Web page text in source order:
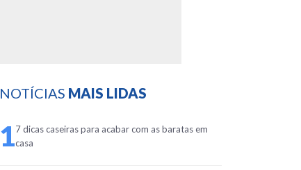
NOTÍCIAS MAIS LIDAS
17 dicas caseiras para acabar com as baratas em
casa